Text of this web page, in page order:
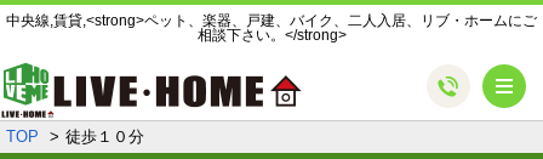
中央線,賃貸,<strong>ペット、楽器、戸建、バイク、二人入居、リブ・ホームにご
相談下さい。</strong>
TOP 徒歩１０分